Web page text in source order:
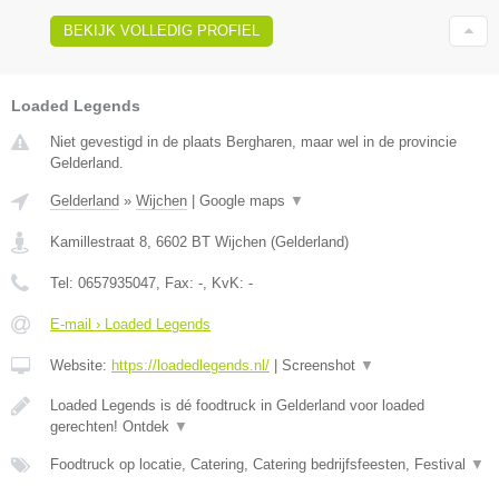
BEKIJK VOLLEDIG PROFIEL
Loaded Legends
Niet gevestigd in de plaats Bergharen, maar wel in de provincie
Gelderland.
Gelderland » Wijchen | Google maps ▼
Kamillestraat 8 6602 BT Wijchen (Gelderland)
Tel: 0657935047 , Fax: - , KvK: -
E-mail › Loaded Legends
Website: https://loadedlegends.nl/ | Screenshot ▼
Loaded Legends is dé foodtruck in Gelderland voor loaded
gerechten! Ontdek ▼
Foodtruck op locatie, Catering, Catering bedrijfsfeesten, Festival ▼